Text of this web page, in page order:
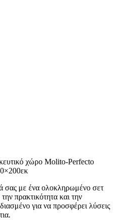
χώρο Molito-Perfecto
σας με ένα ολοκληρωμένο σετ
πρακτικότητα και την
για να προσφέρει λύσεις